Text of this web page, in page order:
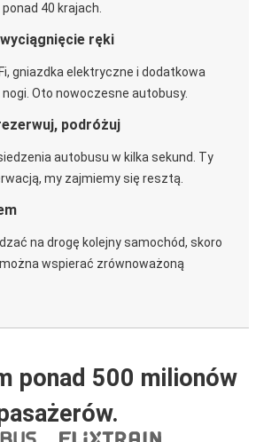
40 krajach.
ręki
gniazdka elektryczne i dodatkowa
Oto nowoczesne autobusy.
podróżuj
autobusu w kilka sekund. Ty
my zajmiemy się resztą.
na drogę kolejny samochód, skoro
wspierać zrównoważoną
ponad 500 milionów